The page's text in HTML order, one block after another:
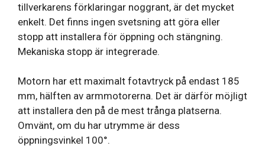
tillverkarens förklaringar noggrant, är det mycket
enkelt. Det finns ingen svetsning att göra eller
stopp att installera för öppning och stängning.
Mekaniska stopp är integrerade.
Motorn har ett maximalt fotavtryck på endast 185
mm, hälften av armmotorerna. Det är därför möjligt
att installera den på de mest trånga platserna.
Omvänt, om du har utrymme är dess
öppningsvinkel 100°.